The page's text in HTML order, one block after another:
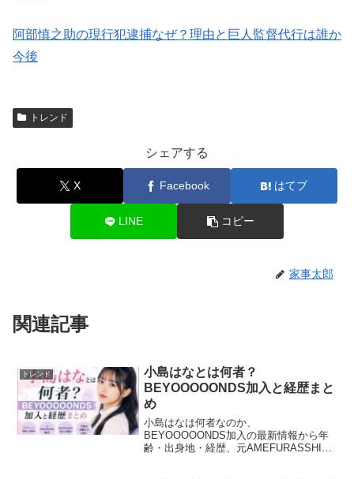
阿部慎之助の現行犯逮捕なぜ？理由と巨人監督代行は誰か
今後
トレンド
シェアする
X Facebook はてブ
LINE コピー
家事太郎
関連記事
トレンド
小島はなとは何者？
BEYOOOOONDS加入と経歴まと
め
小島はなは何者なのか、
BEYOOOOONDS加入の最新情報から年
齢・出身地・経歴、元AMEFURASSHI時